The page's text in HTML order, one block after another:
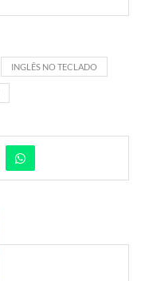
INGLÊS NO TECLADO